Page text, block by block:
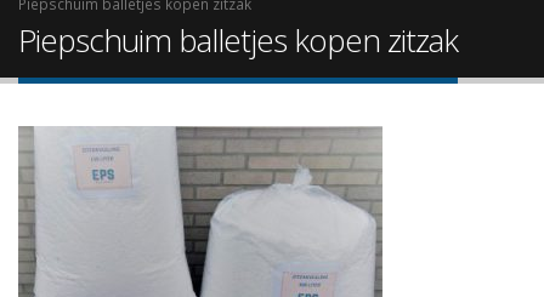
Piepschuim balletjes kopen zitzak